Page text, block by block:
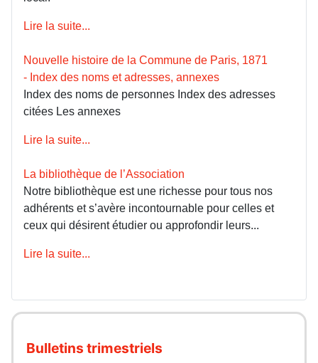
Lire la suite...
Nouvelle histoire de la Commune de Paris, 1871
- Index des noms et adresses, annexes
Index des noms de personnes Index des adresses
citées Les annexes
Lire la suite...
La bibliothèque de l’Association
Notre bibliothèque est une richesse pour tous nos
adhérents et s’avère incontournable pour celles et
ceux qui désirent étudier ou approfondir leurs...
Lire la suite...
Bulletins trimestriels